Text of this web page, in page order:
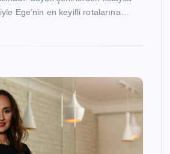
Ege’nin en keyifli rotalarına…